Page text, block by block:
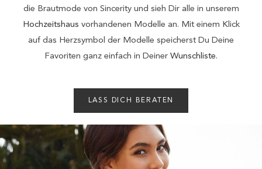
die Brautmode von Sincerity und sieh Dir alle in unserem
Hochzeitshaus vorhandenen Modelle an. Mit einem Klick
auf das Herzsymbol der Modelle speicherst Du Deine
Favoriten ganz einfach in Deiner Wunschliste.
LASS DICH BERATEN